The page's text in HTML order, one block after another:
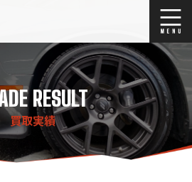
Stock list
RESULT
買取実績